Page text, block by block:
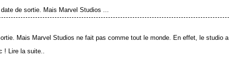
de sortie. Mais Marvel Studios ...
Mais Marvel Studios ne fait pas comme tout le monde. En effet, le studio a
! Lire la suite..